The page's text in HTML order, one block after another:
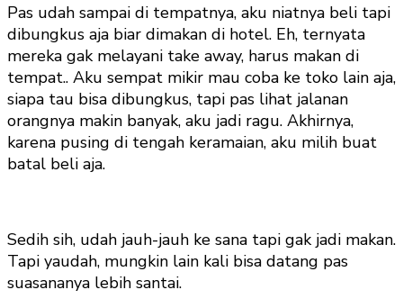
Pas udah sampai di tempatnya, aku niatnya beli tapi
dibungkus aja biar dimakan di hotel. Eh, ternyata
mereka gak melayani take away, harus makan di
tempat.. Aku sempat mikir mau coba ke toko lain aja,
siapa tau bisa dibungkus, tapi pas lihat jalanan
orangnya makin banyak, aku jadi ragu. Akhirnya,
karena pusing di tengah keramaian, aku milih buat
batal beli aja.
Sedih sih, udah jauh-jauh ke sana tapi gak jadi makan.
Tapi yaudah, mungkin lain kali bisa datang pas
suasananya lebih santai.